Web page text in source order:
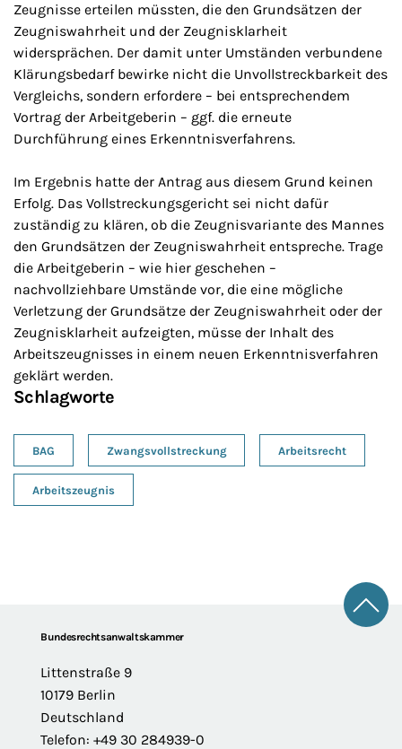
Zeugnisse erteilen müssten, die den Grundsätzen der
Zeugniswahrheit und der Zeugnisklarheit
widersprächen. Der damit unter Umständen verbundene
Klärungsbedarf bewirke nicht die Unvollstreckbarkeit des
Vergleichs, sondern erfordere – bei entsprechendem
Vortrag der Arbeitgeberin – ggf. die erneute
Durchführung eines Erkenntnisverfahrens.
Im Ergebnis hatte der Antrag aus diesem Grund keinen
Erfolg. Das Vollstreckungsgericht sei nicht dafür
zuständig zu klären, ob die Zeugnisvariante des Mannes
den Grundsätzen der Zeugniswahrheit entspreche. Trage
die Arbeitgeberin – wie hier geschehen –
nachvollziehbare Umstände vor, die eine mögliche
Verletzung der Grundsätze der Zeugniswahrheit oder der
Zeugnisklarheit aufzeigten, müsse der Inhalt des
Arbeitszeugnisses in einem neuen Erkenntnisverfahren
geklärt werden.
Schlagworte
BAG Zwangsvollstreckung Arbeitsrecht
Arbeitszeugnis
FooterBundesrechtsanwaltskammer
Littenstraße 9
10179 Berlin
Deutschland
Telefon: +49 30 284939-0